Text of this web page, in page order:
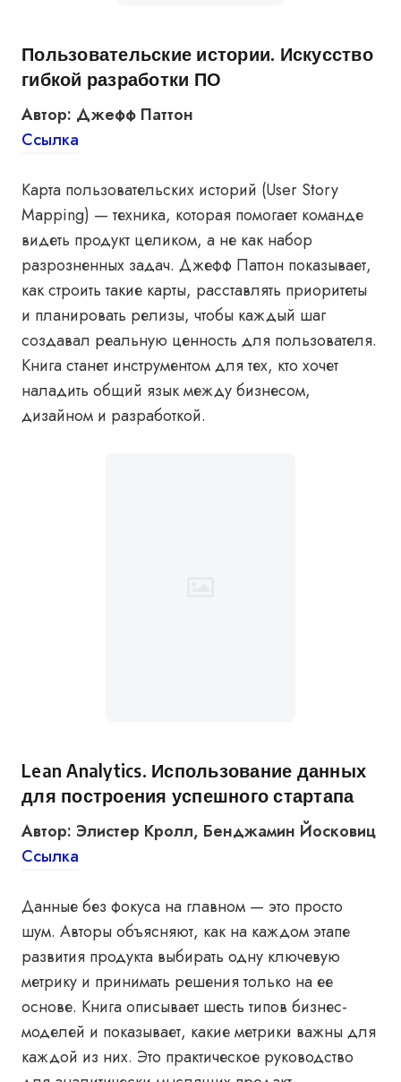
Пользовательские истории. Искусство
гибкой разработки ПО
Автор: Джефф Паттон
Ссылка
Карта пользовательских историй (User Story
Mapping) — техника, которая помогает команде
видеть продукт целиком, а не как набор
разрозненных задач. Джефф Паттон показывает,
как строить такие карты, расставлять приоритеты
и планировать релизы, чтобы каждый шаг
создавал реальную ценность для пользователя.
Книга станет инструментом для тех, кто хочет
наладить общий язык между бизнесом,
дизайном и разработкой.
Lean Analytics. Использование данных
для построения успешного стартапа
Автор: Элистер Кролл, Бенджамин Йосковиц
Ссылка
Данные без фокуса на главном — это просто
шум. Авторы объясняют, как на каждом этапе
развития продукта выбирать одну ключевую
метрику и принимать решения только на ее
основе. Книга описывает шесть типов бизнес-
моделей и показывает, какие метрики важны для
каждой из них. Это практическое руководство